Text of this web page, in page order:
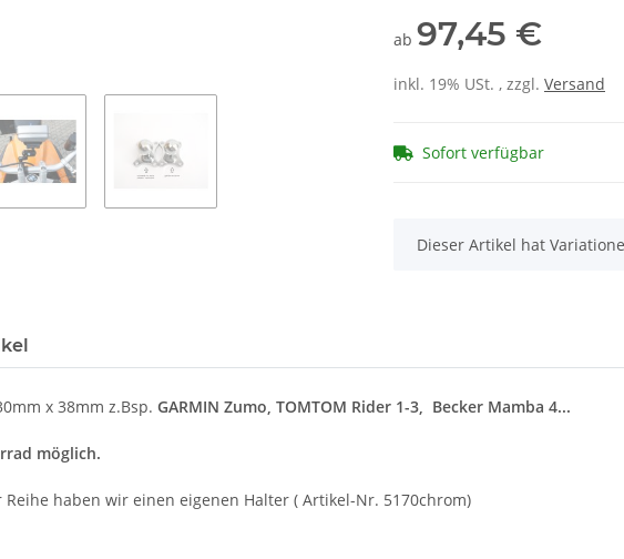
ab 97,45 €
inkl. 19% USt. , zzgl. Versand
Sofort verfügbar
x
Dieser Artikel hat
x 38mm z.Bsp. GARMIN Zumo, TOMTOM Rider 1-3, Becker Mamba 4...
möglich.
Reihe haben wir einen eigenen Halter ( Artikel-Nr. 5170chrom)